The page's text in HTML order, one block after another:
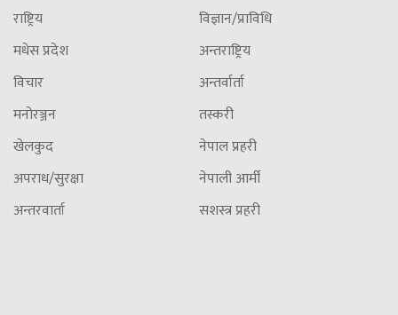
राष्ट्रिय
मधेस प्रदेश
विचार
मनोरञ्जन
खेलकुद
अपराध/सुरक्षा
अन्तरवार्ता
विज्ञान/प्राविधि
अन्तराष्ट्रिय
अन्तर्वार्ता
तस्करी
नेपाल प्रहरी
नेपाली आर्मी
सशस्त्र प्रहरी